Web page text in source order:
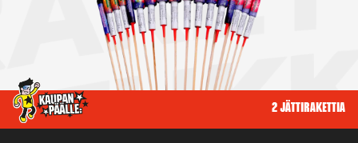
2 jättirakettia